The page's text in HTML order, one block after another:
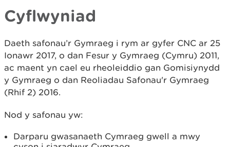
Cyflwyniad
Daeth safonau’r Gymraeg i rym ar gyfer CNC ar 25
Ionawr 2017, o dan Fesur y Gymraeg (Cymru) 2011,
ac maent yn cael eu rheoleiddio gan Gomisiynydd
y Gymraeg o dan Reoliadau Safonau'r Gymraeg
(Rhif 2) 2016.
Nod y safonau yw:
Darparu gwasanaeth Cymraeg gwell a mwy